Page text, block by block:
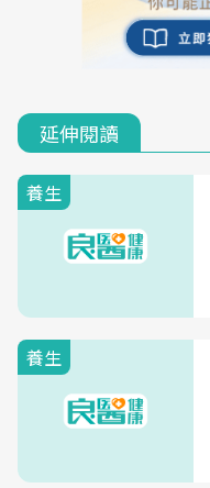
延伸閱讀
養生
養生